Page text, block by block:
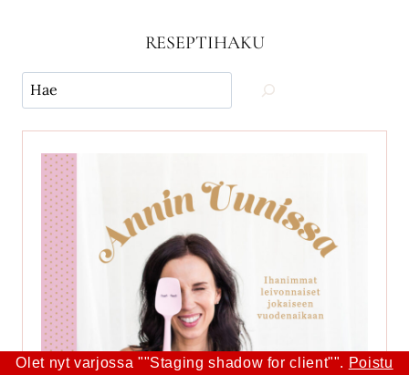
RESEPTIHAKU
Käytä
hakua
ja
etsi
reseptejä
Olet nyt varjossa ""Staging shadow for client"". Poistu